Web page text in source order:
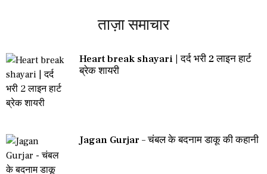
ताज़ा समाचार
Heart break shayari | दर्द भरी 2 लाइन हार्ट
ब्रेक शायरी
Jagan Gurjar – चंबल के बदनाम डाकू की कहानी